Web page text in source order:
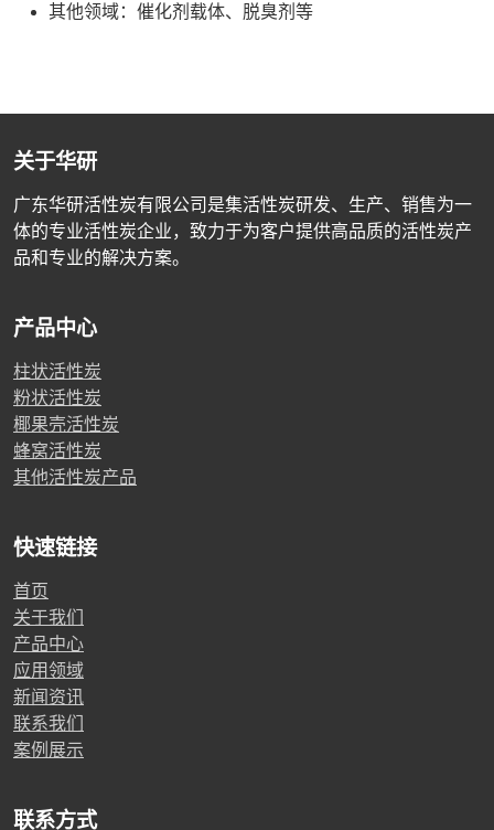
其他领域：催化剂载体、脱臭剂等
关于华研
广东华研活性炭有限公司是集活性炭研发、生产、销售为一
体的专业活性炭企业，致力于为客户提供高品质的活性炭产
品和专业的解决方案。
产品中心
柱状活性炭
粉状活性炭
椰果壳活性炭
蜂窝活性炭
其他活性炭产品
快速链接
首页
关于我们
产品中心
应用领域
新闻资讯
联系我们
案例展示
联系方式